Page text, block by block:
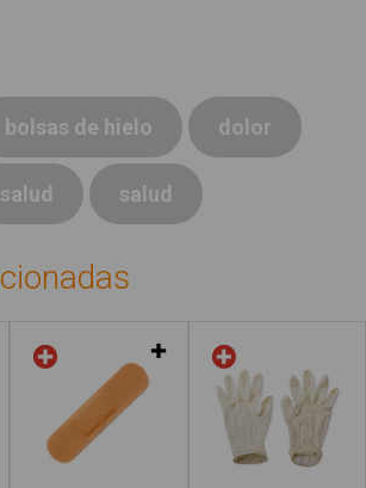
bolsas de hielo dolor
salud salud